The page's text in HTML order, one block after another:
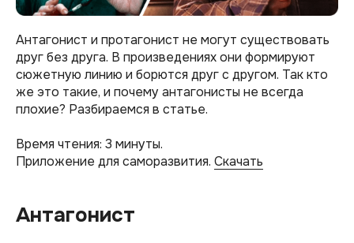
Антагонист и протагонист не могут существовать
друг без друга. В произведениях они формируют
сюжетную линию и борются друг с другом. Так кто
же это такие, и почему антагонисты не всегда
плохие? Разбираемся в статье.
Время чтения: 3 минуты.
Приложение для саморазвития. Скачать
Антагонист